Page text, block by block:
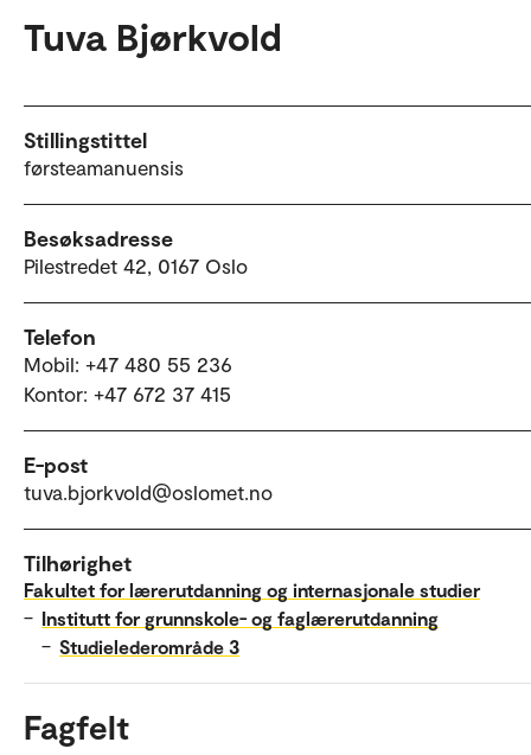
Tuva Bjørkvold
Stillingstittel
førsteamanuensis
Besøksadresse
Pilestredet 42, 0167 Oslo
Telefon
Mobil: +47 480 55 236
Kontor: +47 672 37 415
E-post
tuva.bjorkvold@oslomet.no
Tilhørighet
Fakultet for lærerutdanning og internasjonale studier
– Institutt for grunnskole- og faglærerutdanning
– Studielederområde 3
Fagfelt